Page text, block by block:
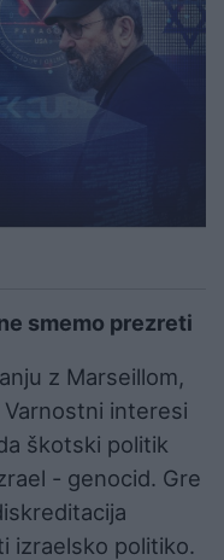
smemo prezreti
z Marseillom,
interesi
škotski politik
- genocid. Gre
izraelsko politiko.